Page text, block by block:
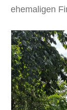
ehemaligen